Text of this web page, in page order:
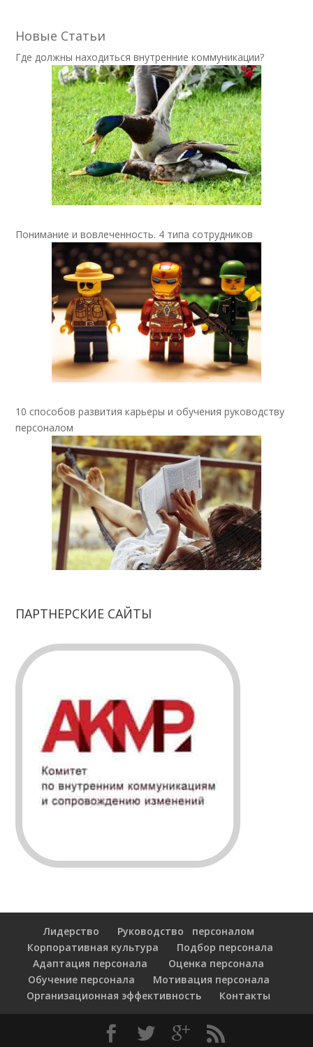
Новые Статьи
Где должны находиться внутренние коммуникации?
Понимание и вовлеченность. 4 типа сотрудников
10 способов развития карьеры и обучения руководству
персоналом
ПАРТНЕРСКИЕ САЙТЫ
Лидерство
Руководство персоналом
Корпоративная культура
Подбор персонала
Адаптация персонала
Оценка персонала
Обучение персонала
Мотивация персонала
Организационная эффективность
Контакты